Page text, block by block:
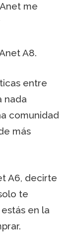
me
A8.
entre
nada
comunidad
más
A6, decirte
te
en la